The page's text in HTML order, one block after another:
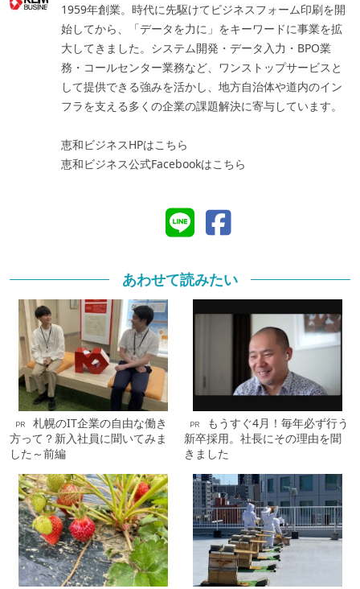
1959年創業。時代に先駆けてビジネスフォーム印刷を開
始してから、「データを力に」をキーワードに事業を拡
大してきました。システム開発・データ入力・BPO業
務・コールセンター業務など、ワンストップサービスと
して提供できる強みを活かし、地方自治体や道内のイン
フラを支える多くの企業の課題解決に寄与しています。
恵和ビジネスHPはこちら
恵和ビジネス公式Facebookはこちら
あわせて読みたい
PR
札幌のIT企業の自由な働き
方って？新入社員に聞いてみま
した～前編
PR
もうすぐ4月！毎年必ず行う
新卒採用。社長にその理由を聞
きました